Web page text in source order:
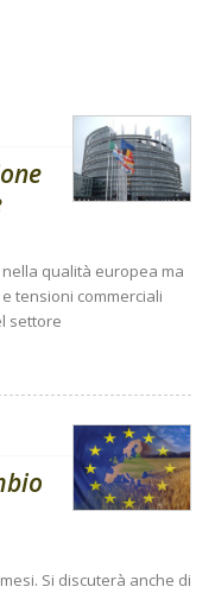
qualità europea ma
e tensioni commerciali
settore
Si discuterà anche di